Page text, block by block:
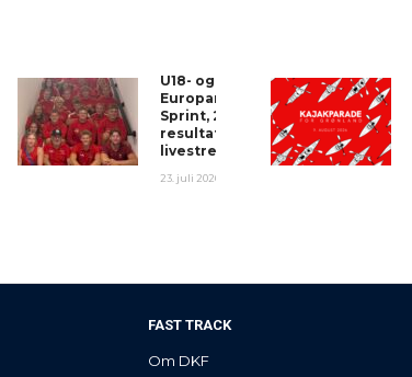
U18- og U23-
Europamesterskaberne
Sprint, 2026 – Program,
resultater og
livestream
23. juli 2026
FAST TRACK
Om DKF